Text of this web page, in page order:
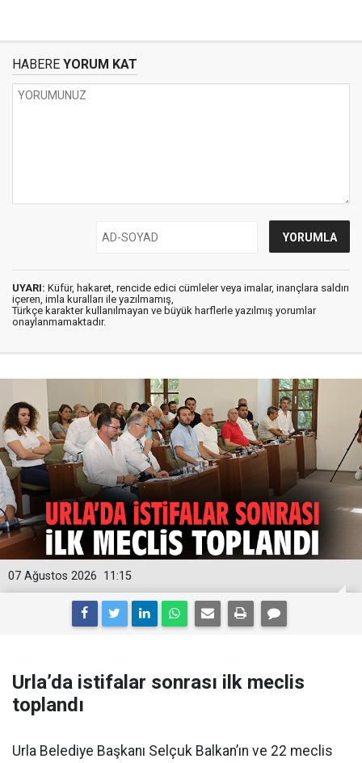
HABERE YORUM KAT
UYARI: Küfür, hakaret, rencide edici cümleler veya imalar, inançlara saldırı
içeren, imla kuralları ile yazılmamış,
Türkçe karakter kullanılmayan ve büyük harflerle yazılmış yorumlar
onaylanmamaktadır.
11:15
07 Ağustos 2026
Urla’da istifalar sonrası ilk meclis
toplandı
Urla Belediye Başkanı Selçuk Balkan’ın ve 22 meclis